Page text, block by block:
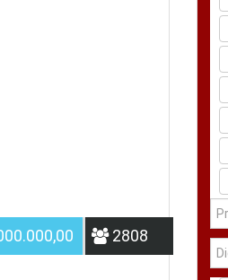
2808